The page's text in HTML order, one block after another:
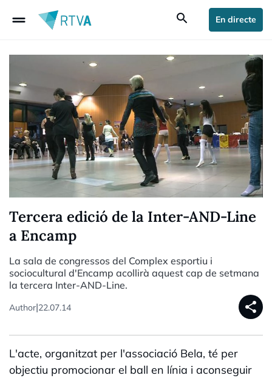
drag_handle search En directe
Tercera edició de la Inter-AND-Line
a Encamp
La sala de congressos del Complex esportiu i
sociocultural d'Encamp acollirà aquest cap de setmana
la tercera Inter-AND-Line.
Author|22.07.14 share
L'acte, organitzat per l'associació Bela, té per
objectiu promocionar el ball en línia i aconseguir